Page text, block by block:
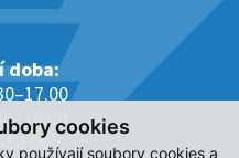
cookies
používají soubory cookies a
doba: